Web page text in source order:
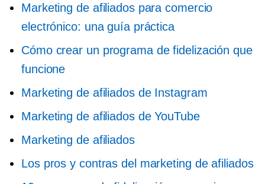
Marketing de afiliados para comercio
electrónico: una guía práctica
Cómo crear un programa de fidelización que
funcione
Marketing de afiliados de Instagram
Marketing de afiliados de YouTube
Marketing de afiliados
Los pros y contras del marketing de afiliados